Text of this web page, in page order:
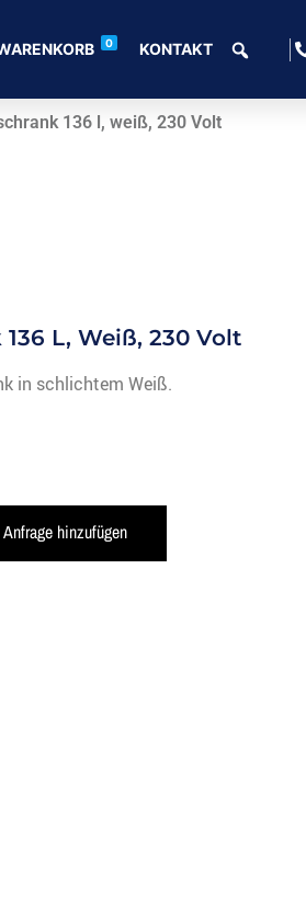
0 KONTAKT
136 l, weiß, 230 Volt
L, Weiß, 230 Volt
in schlichtem Weiß.
hinzufügen